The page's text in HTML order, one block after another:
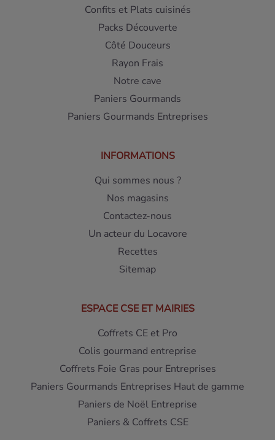
Confits et Plats cuisinés
Packs Découverte
Côté Douceurs
Rayon Frais
Notre cave
Paniers Gourmands
Paniers Gourmands Entreprises
INFORMATIONS
Qui sommes nous ?
Nos magasins
Contactez-nous
Un acteur du Locavore
Recettes
Sitemap
ESPACE CSE ET MAIRIES
Coffrets CE et Pro
Colis gourmand entreprise
Coffrets Foie Gras pour Entreprises
Paniers Gourmands Entreprises Haut de gamme
Paniers de Noël Entreprise
Paniers & Coffrets CSE